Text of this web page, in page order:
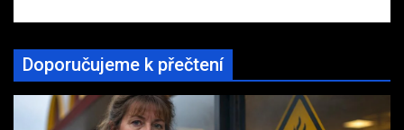
Doporučujeme k přečtení